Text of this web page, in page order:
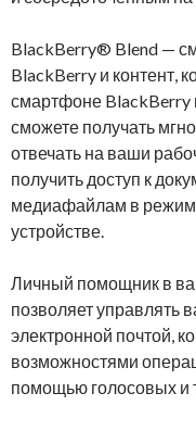
BlackBerry® Blend —
BlackBerry и контент,
смартфоне BlackBerry
сможете получать
отвечать на ваши
получить доступ к
медиафайлам в
устройстве.
Личный помощник в
позволяет управлять
электронной почтой,
возможностями
помощью голосовых и